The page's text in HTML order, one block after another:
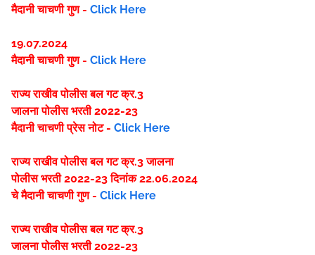
मैदानी चाचणी गुण - Click Here
19.07.2024
मैदानी चाचणी गुण - Click Here
राज्य राखीव पोलीस बल गट क्र.3
जालना पोलीस भरती 2022-23
मैदानी चाचणी प्रेस नोट - Click Here
राज्य राखीव पोलीस बल गट क्र.3 जालना
पोलीस भरती 2022-23 दिनांक 22.06.2024
चे मैदानी चाचणी गुण - Click Here
राज्य राखीव पोलीस बल गट क्र.3
जालना पोलीस भरती 2022-23